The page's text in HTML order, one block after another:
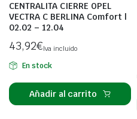
CENTRALITA CIERRE OPEL
VECTRA C BERLINA Comfort |
02.02 – 12.04
43,92€Iva incluido
En stock
Añadir al carrito